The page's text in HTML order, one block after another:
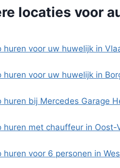
locaties voor
huren voor uw huwelijk in
huren voor uw huwelijk in
huren bij Mercedes Garage
huren met chauffeur in
huren voor 6 personen in